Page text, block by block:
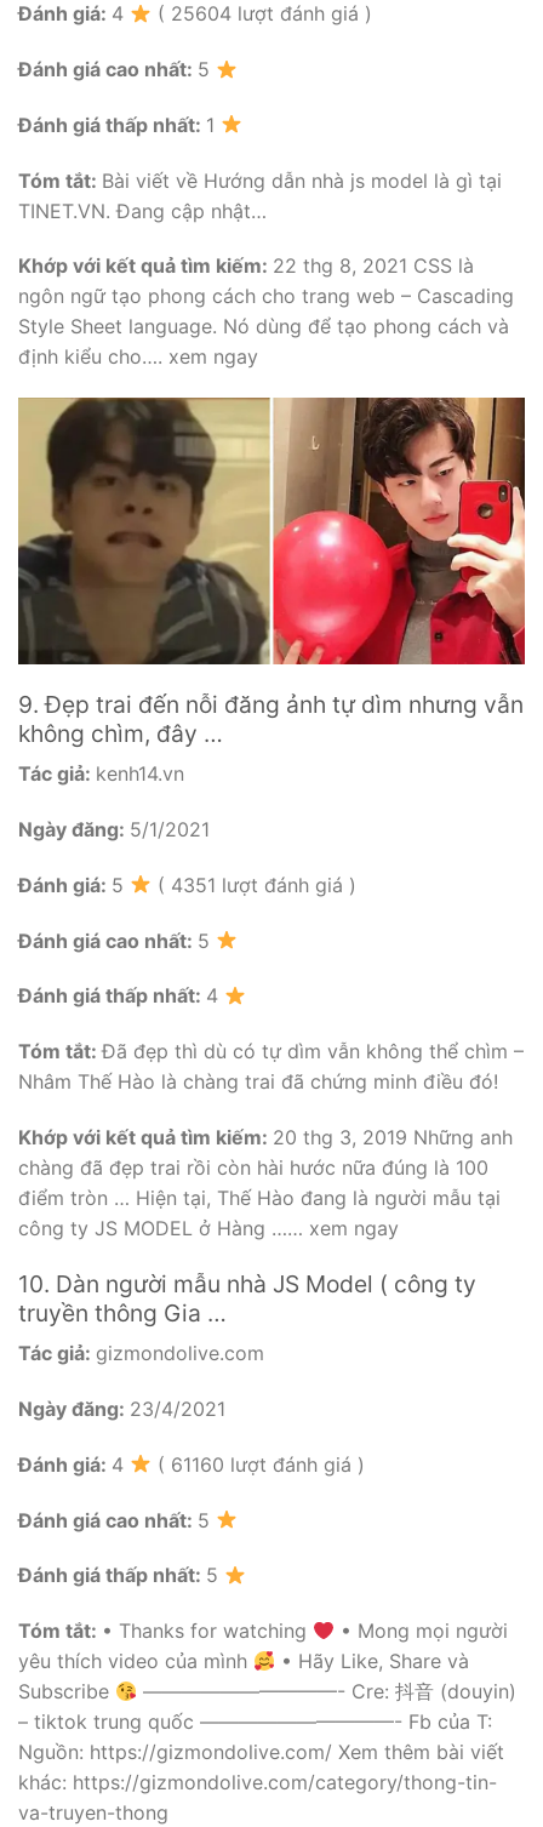
Đánh giá: 4 ( 25604 lượt đánh giá )
Đánh giá cao nhất: 5
Đánh giá thấp nhất: 1
Tóm tắt: Bài viết về Hướng dẫn nhà js model là gì tại
TINET.VN. Đang cập nhật…
Khớp với kết quả tìm kiếm: 22 thg 8, 2021 CSS là
ngôn ngữ tạo phong cách cho trang web – Cascading
Style Sheet language. Nó dùng để tạo phong cách và
định kiểu cho…. xem ngay
9. Đẹp trai đến nỗi đăng ảnh tự dìm nhưng vẫn
không chìm, đây …
Tác giả: kenh14.vn
Ngày đăng: 5/1/2021
Đánh giá: 5 ( 4351 lượt đánh giá )
Đánh giá cao nhất: 5
Đánh giá thấp nhất: 4
Tóm tắt:Đã đẹp thì dù có tự dìm vẫn không thể chìm –
Nhâm Thế Hào là chàng trai đã chứng minh điều đó!
Khớp với kết quả tìm kiếm: 20 thg 3, 2019 Những anh
chàng đã đẹp trai rồi còn hài hước nữa đúng là 100
điểm tròn … Hiện tại, Thế Hào đang là người mẫu tại
công ty JS MODEL ở Hàng …… xem ngay
10. Dàn người mẫu nhà JS Model ( công ty
truyền thông Gia …
Tác giả: gizmondolive.com
Ngày đăng: 23/4/2021
Đánh giá: 4 ( 61160 lượt đánh giá )
Đánh giá cao nhất: 5
Đánh giá thấp nhất: 5
Tóm tắt: • Thanks for watching
• Mong mọi người
yêu thích video của mình
• Hãy Like, Share và
Subscribe
——————————- Cre: 抖音 (douyin)
– tiktok trung quốc ——————————- Fb của T:
Nguồn: https://gizmondolive.com/ Xem thêm bài viết
khác: https://gizmondolive.com/category/thong-tin-
va-truyen-thong